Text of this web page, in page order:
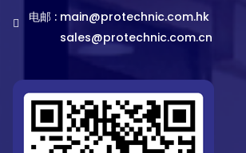
电邮 : main@protechnic.com.hk
sales@protechnic.com.cn